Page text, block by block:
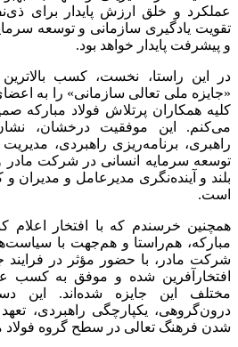
عملکرد و خلق ارزش پایدار برای
تقویت یادگیری سازمانی و توسعه
و پیشرفت پایدار خواهد بود.
در این راستا، نخست، کسب بالاترین
«جایزه ملی تعالی سازمانی» را به
کلیه همکاران پرتلاش فولاد مبارکه
می‌کنم. این موفقیت درخشان،
راهبری، برنامه‌ریزی راهبردی،
توسعه سرمایه انسانی در شرکت
بلند و آینده‌نگری مدیرعامل و مدیران
است.
همچنین خرسندم که با افتخار اعلام
مبارکه، هم‌راستا و هم‌جهت با
شرکت مادر، با حضور مؤثر در فرایند
افتخارآفرین شده و موفق به کسب
مختلف این جایزه شده‌اند. این
درون‌گروهی، یکپارچگی راهبردی، تعهد
شدن فرهنگ تعالی در سطح گروه فولاد